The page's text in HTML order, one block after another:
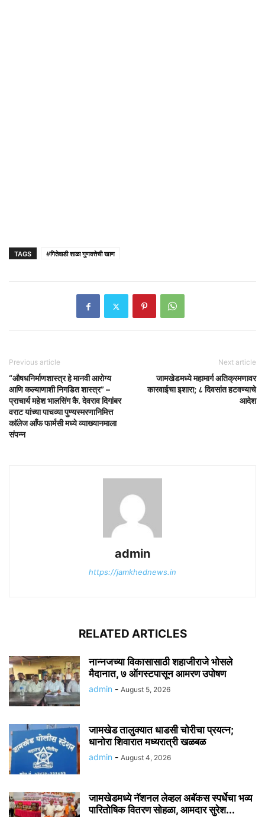
TAGS #गितेवाडी शाळा गुणवत्तेची खाण
Previous article
“औषधनिर्माणशास्त्र हे मानवी आरोग्य
आणि कल्याणाशी निगडित शास्त्र” –
प्राचार्य महेश भालसिंग कै. देवराव दिगांबर
वराट यांच्या पाचव्या पुण्यस्मरणानिमित्त
काॅलेज आँफ फार्मसी मध्ये व्याख्यानमाला
संपन्न
Next article
जामखेडमध्ये महामार्ग अतिक्रमणावर
कारवाईचा इशारा; ८ दिवसांत हटवण्याचे
आदेश
admin
https://jamkhednews.in
RELATED ARTICLES
नान्नजच्या विकासासाठी शहाजीराजे भोसले
मैदानात, ७ ऑगस्टपासून आमरण उपोषण
admin - August 5, 2026
जामखेड तालुक्यात धाडसी चोरीचा प्रयत्न;
धानोरा शिवारात मध्यरात्री खळबळ
admin - August 4, 2026
जामखेडमध्ये नॅशनल लेव्हल अबॅकस स्पर्धेचा भव्य
पारितोषिक वितरण सोहळा, आमदार सुरेश...